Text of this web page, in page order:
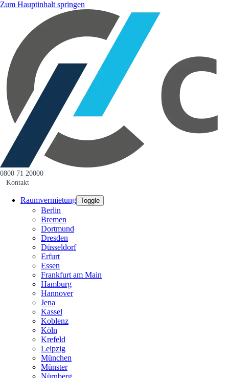
Zum Hauptinhalt springen
0800 71 20000
Kontakt
Raumvermietung Toggle
Berlin
Bremen
Dortmund
Dresden
Düsseldorf
Erfurt
Essen
Frankfurt am Main
Hamburg
Hannover
Jena
Kassel
Koblenz
Köln
Krefeld
Leipzig
München
Münster
Nürnberg